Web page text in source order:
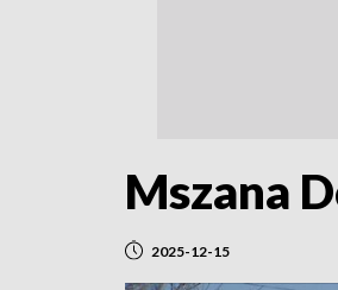
Mszana
2025-12-15